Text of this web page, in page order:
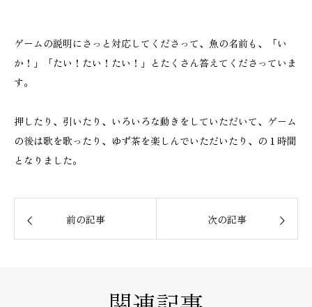
ゲームの説明にさっと対応してくださって、魚の名前も、「い
か！」「たい！たい！たい！」とたくさん答えてくださっていま
す。
押したり、引いたり、いろいろな動きをしていただいて、ゲーム
の後は歌を歌ったり、ゆず茶を楽しんでいただいたり、の１時間
となりました。
前の記事 次の記事